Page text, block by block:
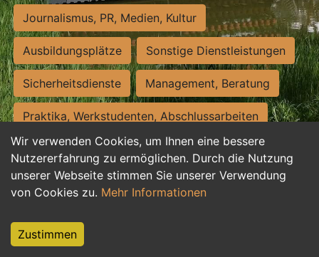
Wir verwenden Cookies, um Ihnen eine bessere
Nutzererfahrung zu ermöglichen. Durch die Nutzung
unserer Webseite stimmen Sie unserer Verwendung
von Cookies zu. Mehr Informationen
Zustimmen
Journalismus, PR, Medien, Kultur
Ausbildungsplätze Sonstige Dienstleistungen
Sicherheitsdienste Management, Beratung
Praktika, Werkstudenten, Abschlussarbeiten
Personalwesen Assistenz, Sekretariat
Hilfskräfte, Aushilfs- und Nebenjobs
Weiterbildung, Studium, duale Ausbildung